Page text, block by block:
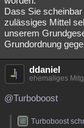
Dass Sie
zulässiges Mittel
unserem
Grundordnung
ddaniel
ehemaliges
@Turboboost
Turboboost